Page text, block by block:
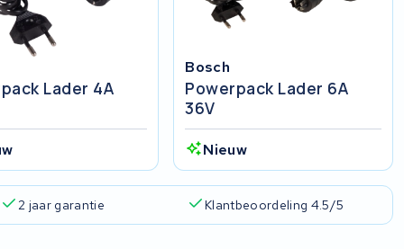
Lader 4A
Bosch
Powerpack Lader 6A
36V
Nieuw
2 jaar garantie Klantbeoordeling 4.5/5